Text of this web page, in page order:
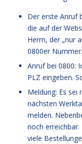
Der erste Anruf
die auf der
Herrn, der „nur
0800er Nummer.
Anruf bei 0800:
PLZ eingeben.
Meldung: Es sei
nächsten
melden.
noch
viele